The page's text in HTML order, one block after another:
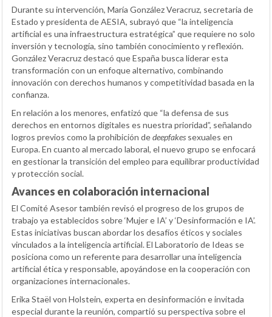
Durante su intervención, María González Veracruz, secretaria de
Estado y presidenta de AESIA, subrayó que “la inteligencia
artificial es una infraestructura estratégica” que requiere no solo
inversión y tecnología, sino también conocimiento y reflexión.
González Veracruz destacó que España busca liderar esta
transformación con un enfoque alternativo, combinando
innovación con derechos humanos y competitividad basada en la
confianza.
En relación a los menores, enfatizó que “la defensa de sus
derechos en entornos digitales es nuestra prioridad”, señalando
logros previos como la prohibición dedeepfakes sexuales en
Europa. En cuanto al mercado laboral, el nuevo grupo se enfocará
en gestionar la transición del empleo para equilibrar productividad
y protección social.
Avances en colaboración internacional
El Comité Asesor también revisó el progreso de los grupos de
trabajo ya establecidos sobre ‘Mujer e IA’ y ‘Desinformación e IA’.
Estas iniciativas buscan abordar los desafíos éticos y sociales
vinculados a la inteligencia artificial. El Laboratorio de Ideas se
posiciona como un referente para desarrollar una inteligencia
artificial ética y responsable, apoyándose en la cooperación con
organizaciones internacionales.
Erika Staël von Holstein, experta en desinformación e invitada
especial durante la reunión, compartió su perspectiva sobre el